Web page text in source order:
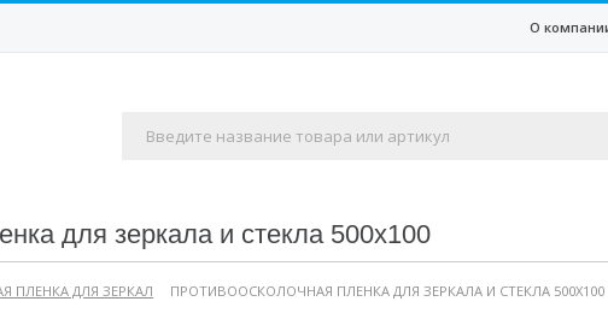
О
для зеркала и стекла 500х100
ПЛЕНКА ДЛЯ ЗЕРКАЛ ПРОТИВООСКОЛОЧНАЯ ПЛЕНКА ДЛЯ ЗЕРКАЛА И СТЕКЛА 500Х100